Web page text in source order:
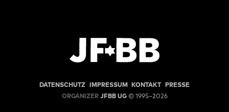
DATENSCHUTZ IMPRESSUM KONTAKT PRESSE
ORGANIZERJFBB UG © 1995–2026